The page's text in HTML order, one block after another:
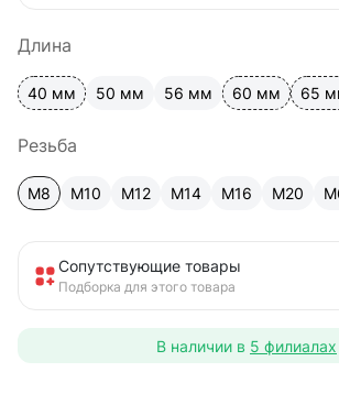
Длина
40 мм 50 мм 56 мм 60 мм 65
Резьба
М8 М10 М12 М14 М16 М20
Сопутствующие товары
Подборка для этого товара
В наличии в 5 филиалах